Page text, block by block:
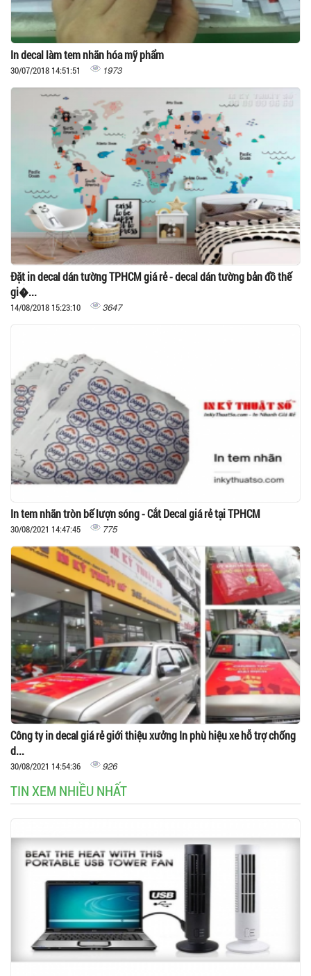
In decal làm tem nhãn hóa mỹ phẩm
30/07/2018 14:51:51 1973
Đặt in decal dán tường TPHCM giá rẻ - decal dán tường bản đồ thế
gi�...
14/08/2018 15:23:10 3647
In tem nhãn tròn bế lượn sóng - Cắt Decal giá rẻ tại TPHCM
30/08/2021 14:47:45 775
Công ty in decal giá rẻ giới thiệu xưởng In phù hiệu xe hỗ trợ chống
d...
30/08/2021 14:54:36 926
TIN XEM NHIỀU NHẤT